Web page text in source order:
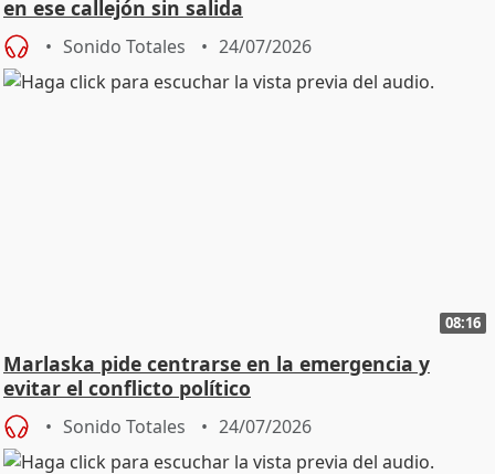
en ese callejón sin salida
Sonido Totales 24/07/2026
08:16
Marlaska pide centrarse en la emergencia y
evitar el conflicto político
Sonido Totales 24/07/2026